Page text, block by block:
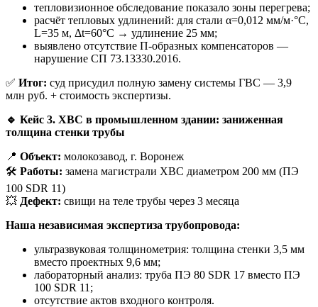
тепловизионное обследование показало зоны перегрева;
расчёт тепловых удлинений: для стали α=0,012 мм/м·°C,
L=35 м, Δt=60°C → удлинение 25 мм;
выявлено отсутствие П-образных компенсаторов —
нарушение СП 73.13330.2016.
✅ Итог: суд присудил полную замену системы ГВС — 3,9
млн руб. + стоимость экспертизы.
🔹 Кейс 3. ХВС в промышленном здании: заниженная
толщина стенки трубы
📍 Объект: молокозавод, г. Воронеж
🛠 Работы: замена магистрали ХВС диаметром 200 мм (ПЭ
100 SDR 11)
💥 Дефект: свищи на теле трубы через 3 месяца
Наша независимая экспертиза трубопровода:
ультразвуковая толщинометрия: толщина стенки 3,5 мм
вместо проектных 9,6 мм;
лабораторный анализ: труба ПЭ 80 SDR 17 вместо ПЭ
100 SDR 11;
отсутствие актов входного контроля.